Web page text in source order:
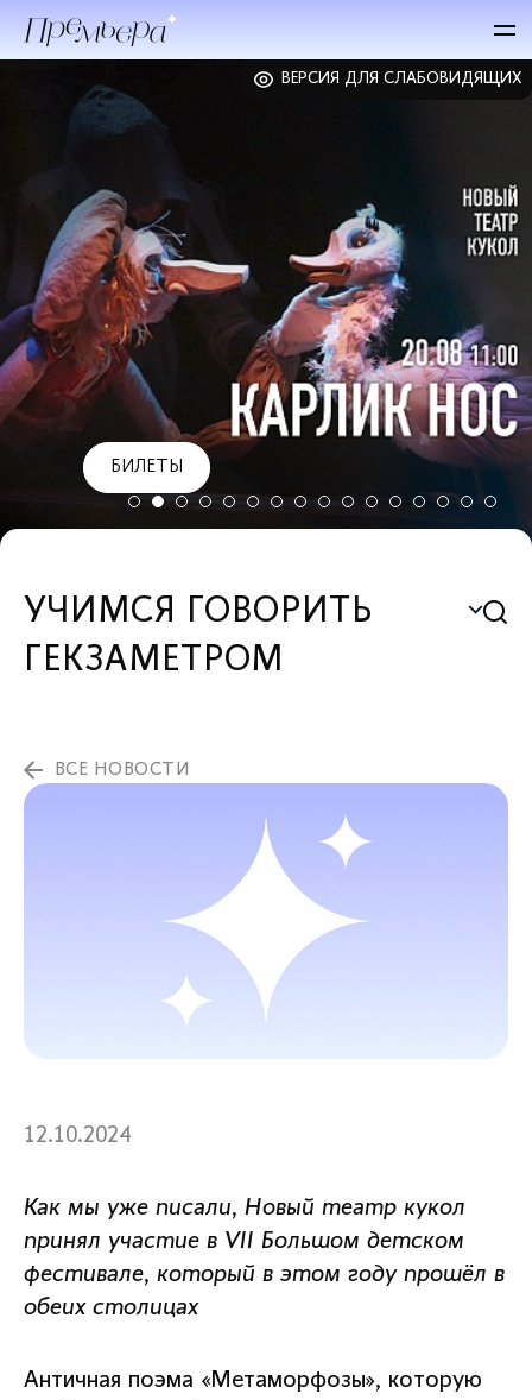
ВЕРСИЯ ДЛЯ СЛАБОВИДЯЩИХ
БИЛЕТЫ
УЧИМСЯ ГОВОРИТЬ
ГЕКЗАМЕТРОМ
ВСЕ НОВОСТИ
12.10.2024
Как мы уже писали, Новый театр кукол
принял участие в VII Большом детском
фестивале, который в этом году прошёл в
обеих столицах
Античная поэма «Метаморфозы», которую